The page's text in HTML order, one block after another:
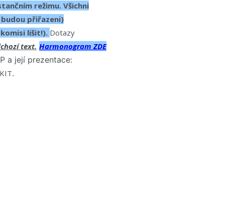
režimu. Všichni
přiřazeni)
lišit!). Dotazy
text. Harmonogram ZDE
a její prezentace:
KIT.